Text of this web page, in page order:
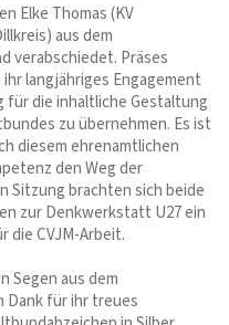
Elke Thomas (KV
aus dem
verabschiedet. Präses
langjähriges Engagement
die inhaltliche Gestaltung
zu übernehmen. Es ist
diesem ehrenamtlichen
den Weg der
Sitzung brachten sich beide
zur Denkwerkstatt U27 ein
die CVJM-Arbeit.
Segen aus dem
Dank für ihr treues